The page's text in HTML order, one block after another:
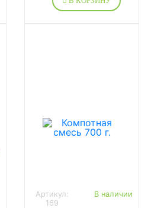
Артикул:
169
В наличии